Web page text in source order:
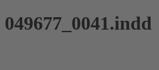
049677_0041.indd